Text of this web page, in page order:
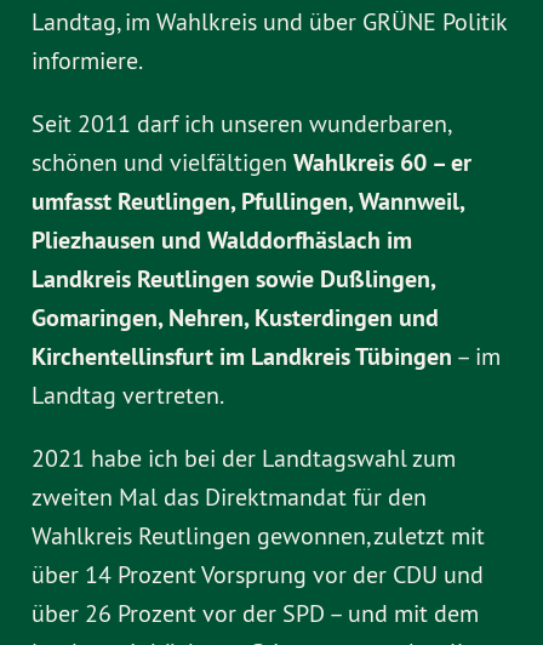
Landtag, im Wahlkreis und über GRÜNE Politik
informiere.
Seit 2011 darf ich unseren wunderbaren,
schönen und vielfältigen Wahlkreis 60 – er
umfasst Reutlingen, Pfullingen, Wannweil,
Pliezhausen und Walddorfhäslach im
Landkreis Reutlingen sowie Dußlingen,
Gomaringen, Nehren, Kusterdingen und
Kirchentellinsfurt im Landkreis Tübingen – im
Landtag vertreten.
2021 habe ich bei der Landtagswahl zum
zweiten Mal das Direktmandat für den
Wahlkreis Reutlingen gewonnen, zuletzt mit
über 14 Prozent Vorsprung vor der CDU und
über 26 Prozent vor der SPD – und mit dem